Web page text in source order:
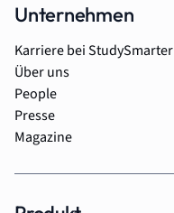
Unternehmen
Karriere bei StudySmarter
Über uns
People
Presse
Magazine